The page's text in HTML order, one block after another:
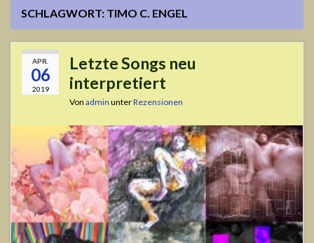
SCHLAGWORT: TIMO C. ENGEL
APR.
06
2019
Letzte Songs neu
interpretiert
Von admin unterRezensionen